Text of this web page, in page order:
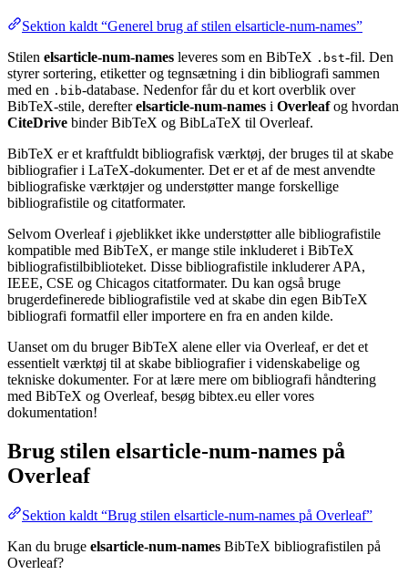
Sektion kaldt “Generel brug af stilen elsarticle-num-names”
Stilen elsarticle-num-names leveres som en BibTeX .bst-fil. Den
styrer sortering, etiketter og tegnsætning i din bibliografi sammen
med en .bib-database. Nedenfor får du et kort overblik over
BibTeX-stile, derefterelsarticle-num-names i Overleafog hvordan
CiteDrive binder BibTeX og BibLaTeX til Overleaf.
BibTeX er et kraftfuldt bibliografisk værktøj, der bruges til at skabe
bibliografier i LaTeX-dokumenter. Det er et af de mest anvendte
bibliografiske værktøjer og understøtter mange forskellige
bibliografistile og citatformater.
Selvom Overleaf i øjeblikket ikke understøtter alle bibliografistile
kompatible med BibTeX, er mange stile inkluderet i BibTeX
bibliografistilbiblioteket. Disse bibliografistile inkluderer APA,
IEEE, CSE og Chicagos citatformater. Du kan også bruge
brugerdefinerede bibliografistile ved at skabe din egen BibTeX
bibliografi formatfil eller importere en fra en anden kilde.
Uanset om du bruger BibTeX alene eller via Overleaf, er det et
essentielt værktøj til at skabe bibliografier i videnskabelige og
tekniske dokumenter. For at lære mere om bibliografi håndtering
med BibTeX og Overleaf, besøg bibtex.eu eller vores
dokumentation!
Brug stilen elsarticle-num-names på
Overleaf
Sektion kaldt “Brug stilen elsarticle-num-names på Overleaf”
Kan du bruge elsarticle-num-names BibTeX bibliografistilen på
Overleaf?